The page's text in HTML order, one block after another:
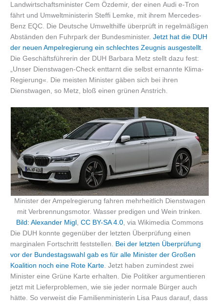
Landwirtschaftsminister Cem Özdemir, der einen Audi e-Tron
fährt und Umweltministerin Steffi Lemke, mit ihrem Mercedes-
Benz EQC. Die Deutsche Umwelthilfe überprüft in regelmäßigen
Abständen den Fuhrpark der Bundesminister.Jetzt hat die DUH
der neuen Ampelregierung ein schlechtes Zeugnis ausgestellt
Die Geschäftsführerin der DUH Barbara Metz stellt dazu fest:
„Unser Dienstwagen-Check enttarnt die selbst ernannte Klima-
Regierung«. Die meisten Minister gäben sich bei ihren
Dienstwagen, so Metz, bloß einen grünen Anstrich.
Minister der Ampelregierung fahren mehrheitlich Dienstwagen
mit Verbrennungsmotor. Wasser predigen und Wein trinken.
Bild: Alexander Migl, CC BY-SA 4.0, via Wikimedia Commons
Die DUH konnte gegenüber der letzten Überprüfung einen
marginalen Fortschritt feststellen. Bei der letzten Überprüfung
vor der Bundestagswahl gab es für alle Minister der Großen
Koalition noch eine Rote Karte . Jetzt haben zumindest zwei
Minister eine Grüne Karte erhalten. Die Politiker argumentieren
jetzt mit Lieferproblemen, wie sie jeder normale Bürger auch
hätte. So verweist die Familienministerin Lisa Paus darauf, dass